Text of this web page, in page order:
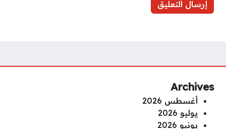
Archives
أغسطس 2026
يوليو 2026
يونيو 2026